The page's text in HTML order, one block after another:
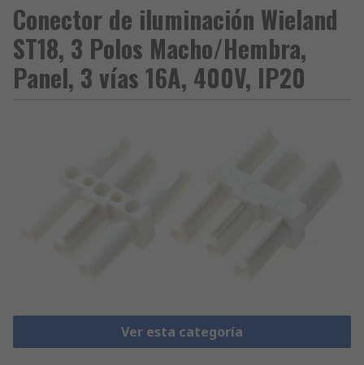
Conector de iluminación Wieland
ST18, 3 Polos Macho/Hembra,
Panel, 3 vías 16A, 400V, IP20
Ver esta categoría